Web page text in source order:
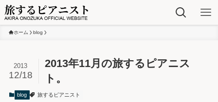
ホーム blog
2013年11月の旅するピアニス
ト。
2013
12/18
blog 旅するピアニスト